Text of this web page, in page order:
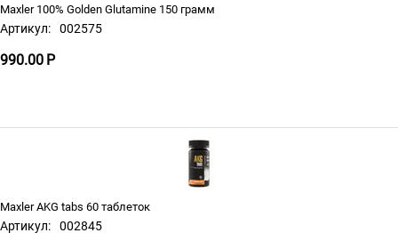
Maxler 100% Golden Glutamine 150 грамм
Артикул: 002575
990.00 Р
Maxler AKG tabs 60 таблеток
Артикул: 002845